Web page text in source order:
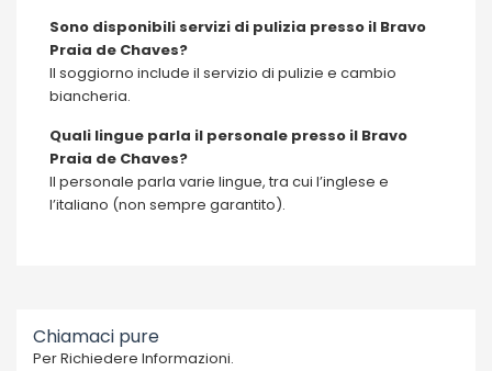
Sono disponibili servizi di pulizia presso il Bravo
Praia de Chaves?
Il soggiorno include il servizio di pulizie e cambio
biancheria.
Quali lingue parla il personale presso il Bravo
Praia de Chaves?
Il personale parla varie lingue, tra cui l’inglese e
l’italiano (non sempre garantito).
Chiamaci pure
Per Richiedere Informazioni.